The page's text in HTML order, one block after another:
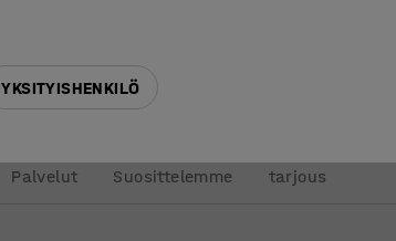
Palvelut Suosittelemme
tarjous
YKSITYISHENKILÖ